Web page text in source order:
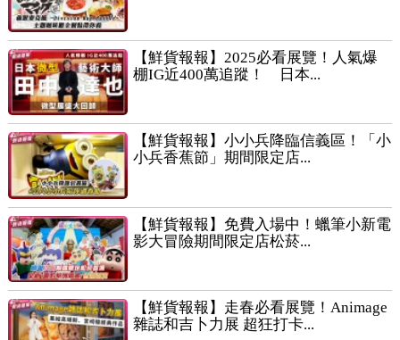
【鮮貨報報】2025必看展覽！人氣爆
棚IG近400萬追蹤！ 日本...
【鮮貨報報】小小兵降臨信義區！「小
小兵香蕉節」期間限定店...
【鮮貨報報】免費入場中！蠟筆小新電
影大冒險期間限定店松菸...
【鮮貨報報】走春必看展覽！Animage
雜誌和吉卜力展 超狂打卡...